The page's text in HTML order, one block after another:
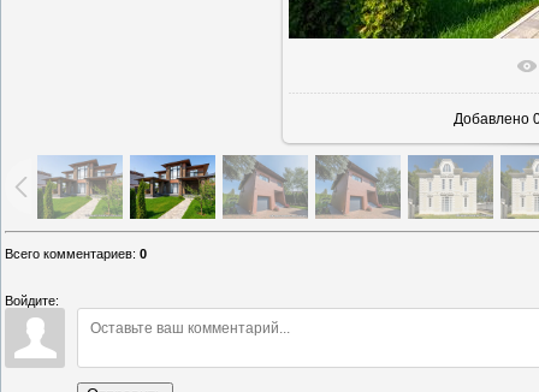
В
Добавлено
Всего комментариев: 0
Войдите: